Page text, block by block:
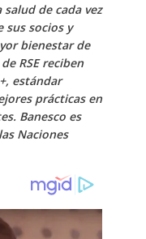
de cada vez
sus socios y
bienestar de
RSE reciben
estándar
prácticas en
Banesco es
Naciones